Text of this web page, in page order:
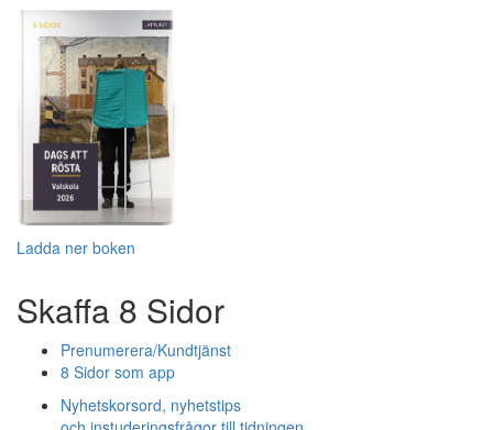
Ladda ner boken
Skaffa 8 Sidor
Prenumerera/Kundtjänst
8 Sidor som app
Nyhetskorsord, nyhetstips